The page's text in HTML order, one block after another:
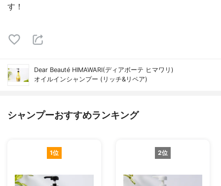
す！
Dear Beauté HIMAWARI(ディアボーテ ヒマワリ)
オイルインシャンプー (リッチ&リペア)
シャンプーおすすめランキング
1位 2位